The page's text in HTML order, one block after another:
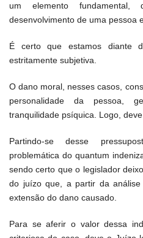
um elemento
desenvolvimento de uma pessoa
É certo que estamos diante
estritamente subjetiva.
O dano moral, nesses casos,
personalidade da pessoa,
tranquilidade psíquica. Logo,
Partindo-se desse
problemática do quantum
sendo certo que o legislador
do juízo que, a partir da
extensão do dano causado.
Para se aferir o valor dessa